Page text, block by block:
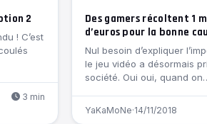
2
! C’est
3 min
Des gamers récoltent 1
d’euros pour la bonne
Nul besoin d’expliquer
le jeu vidéo a désormais
société. Oui oui, quand
YaKaMoNe·14/11/2018